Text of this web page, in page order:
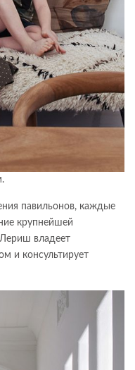
павильонов, каждые
крупнейшей
владеет
и консультирует